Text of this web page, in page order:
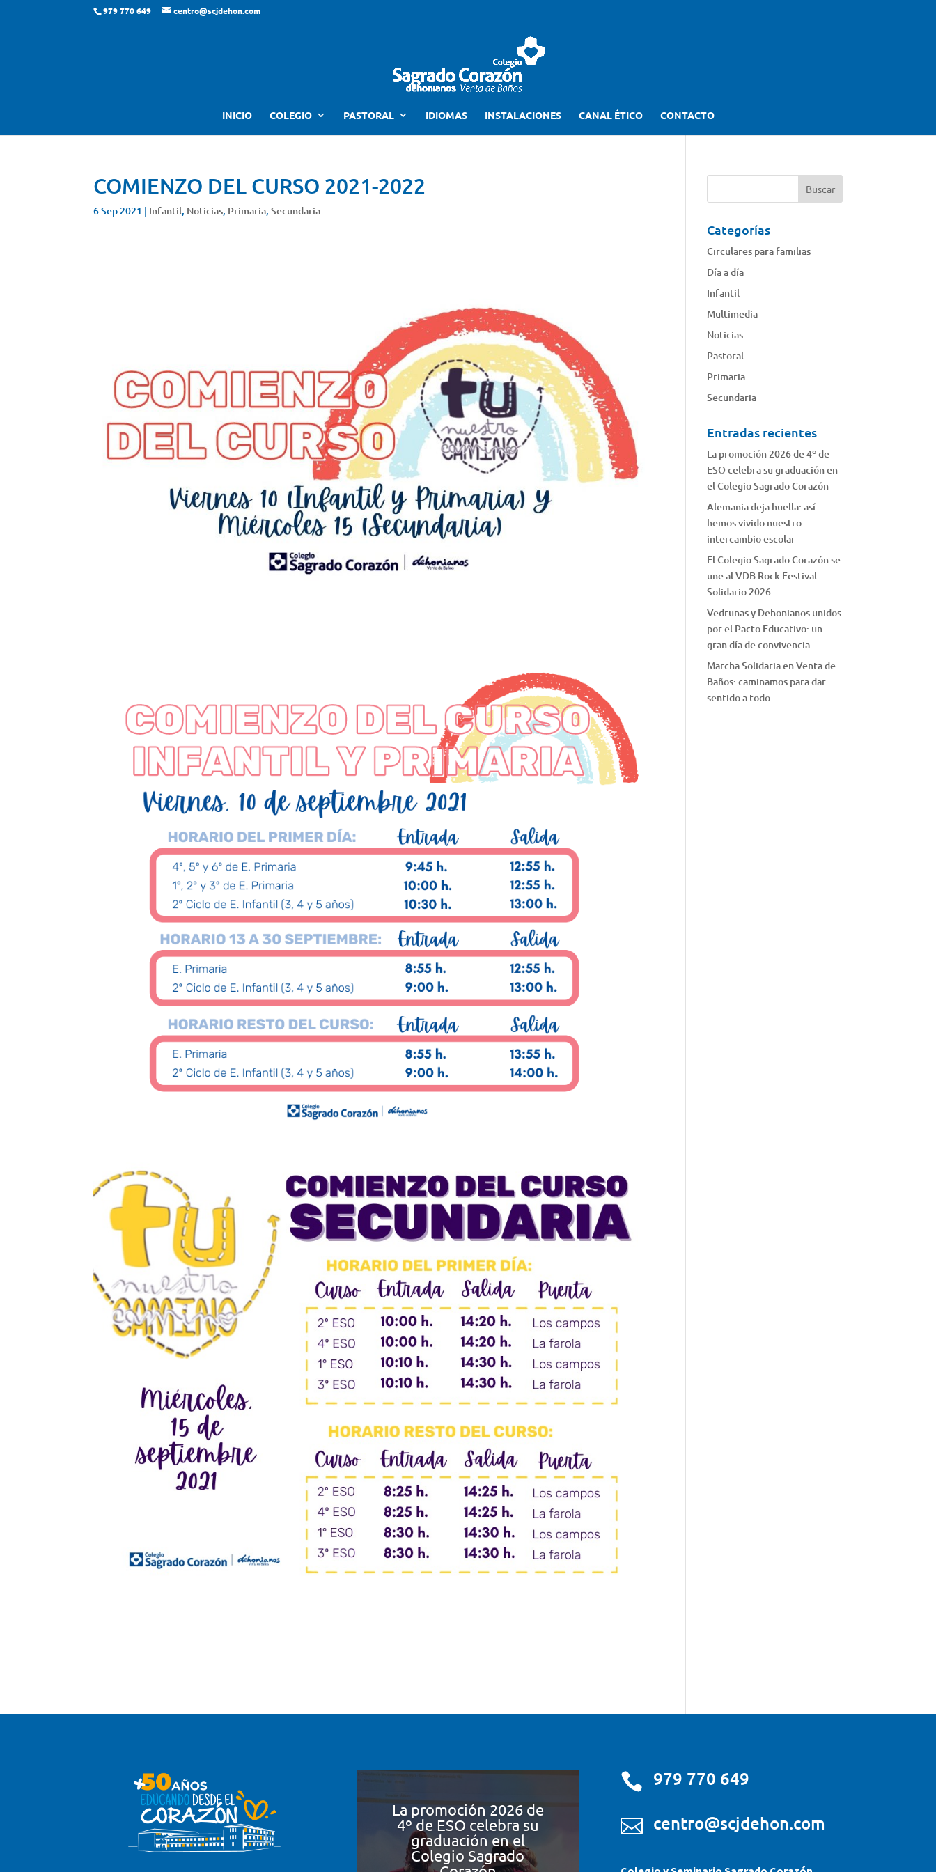
979 770 649 centro@scjdehon.com
INICIO COLEGIO PASTORAL IDIOMAS INSTALACIONES CANAL ÉTICO CONTACTO
COMIENZO DEL CURSO 2021-2022
6 Sep 2021 | Infantil, Noticias, Primaria,Secundaria
Categorías
Circulares para familias
Día a día
Infantil
Multimedia
Noticias
Pastoral
Primaria
Secundaria
Entradas recientes
La promoción 2026 de 4º de
ESO celebra su graduación en
el Colegio Sagrado Corazón
Alemania deja huella: así
hemos vivido nuestro
intercambio escolar
El Colegio Sagrado Corazón se
une al VDB Rock Festival
Solidario 2026
Vedrunas y Dehonianos unidos
por el Pacto Educativo: un
gran día de convivencia
Marcha Solidaria en Venta de
Baños: caminamos para dar
sentido a todo
La promoción 2026 de
4º de ESO celebra su
graduación en el
Colegio Sagrado
 979 770 649
 centro@scjdehon.com